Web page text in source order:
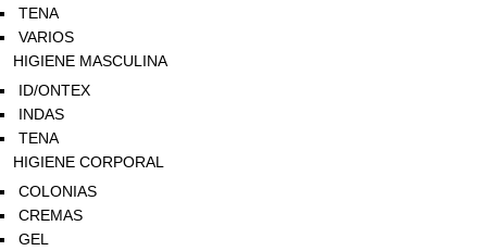
TENA
VARIOS
HIGIENE MASCULINA
ID/ONTEX
INDAS
TENA
HIGIENE CORPORAL
COLONIAS
CREMAS
GEL